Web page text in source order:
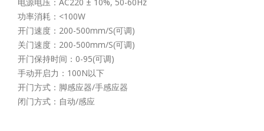
功率消耗：<100W
开门速度：200-500mm/S(可调)
关门速度：200-500mm/S(可调)
开门保持时间：0-95(可调)
手动开启力：100N以下
开门方式：脚感应器/手感应器
闭门方式：自动/感应